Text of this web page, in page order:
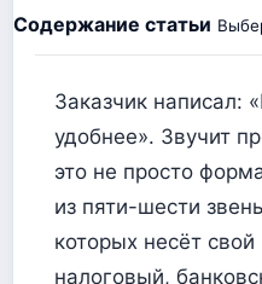
Содержание статьи
Заказчик написал:
удобнее». Звучит
это не просто
из пяти-шести
которых несёт
налоговый,